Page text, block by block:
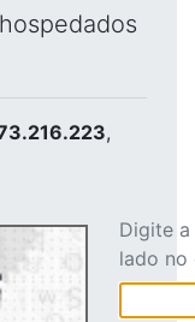
,
Digite
lado no